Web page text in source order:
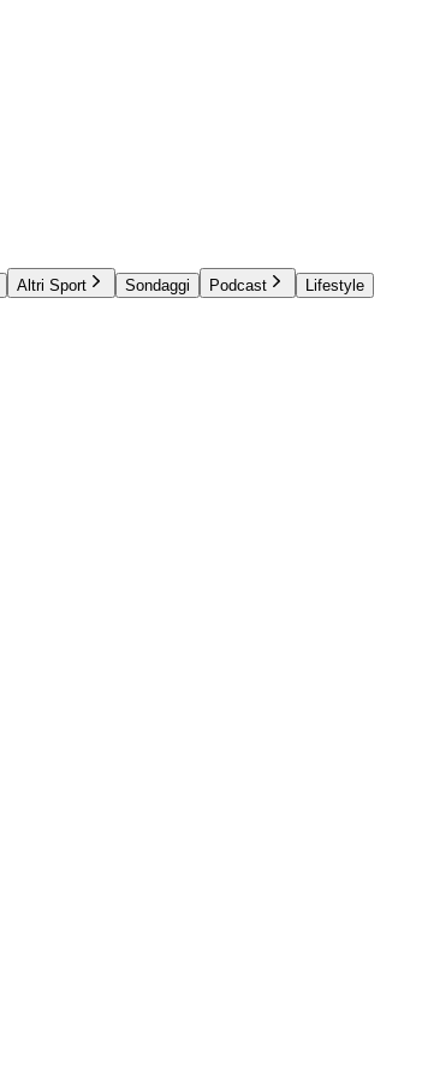
Altri Sport Sondaggi Podcast
Lifestyle